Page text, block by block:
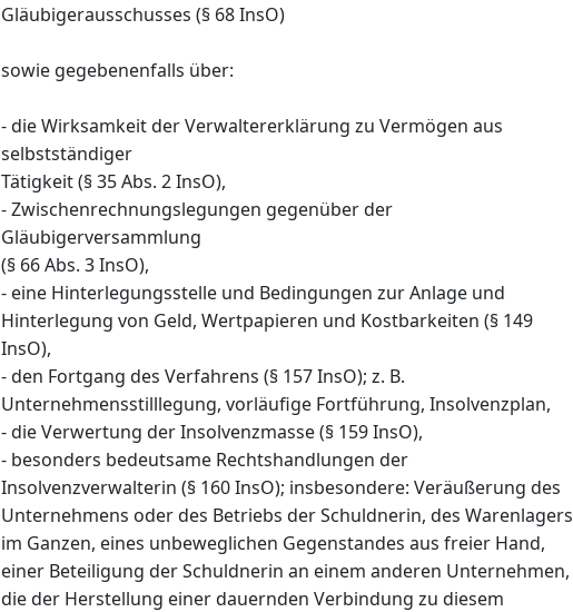
Gläubigerausschusses (§ 68 InsO)
sowie gegebenenfalls über:
- die Wirksamkeit der Verwaltererklärung zu Vermögen aus
selbstständiger
Tätigkeit (§ 35 Abs. 2 InsO),
- Zwischenrechnungslegungen gegenüber der
Gläubigerversammlung
(§ 66 Abs. 3 InsO),
- eine Hinterlegungsstelle und Bedingungen zur Anlage und
Hinterlegung von Geld, Wertpapieren und Kostbarkeiten (§ 149
InsO),
- den Fortgang des Verfahrens (§ 157 InsO); z. B.
Unternehmensstilllegung, vorläufige Fortführung, Insolvenzplan,
- die Verwertung der Insolvenzmasse (§ 159 InsO),
- besonders bedeutsame Rechtshandlungen der
Insolvenzverwalterin (§ 160 InsO); insbesondere: Veräußerung des
Unternehmens oder des Betriebs der Schuldnerin, des Warenlagers
im Ganzen, eines unbeweglichen Gegenstandes aus freier Hand,
einer Beteiligung der Schuldnerin an einem anderen Unternehmen,
die der Herstellung einer dauernden Verbindung zu diesem